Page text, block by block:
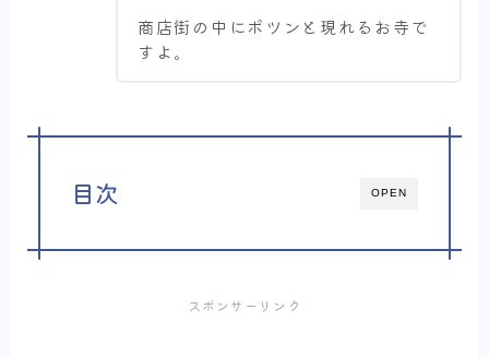
商店街の中にポツンと現れるお寺で
すよ。
OPEN
目次
スポンサーリンク